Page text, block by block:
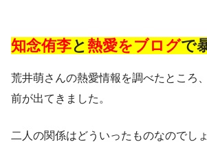
知念侑李と熱愛をブログで
荒井萌さんの熱愛情報を調べたところ
前が出てきました。
二人の関係はどういったものなのでし